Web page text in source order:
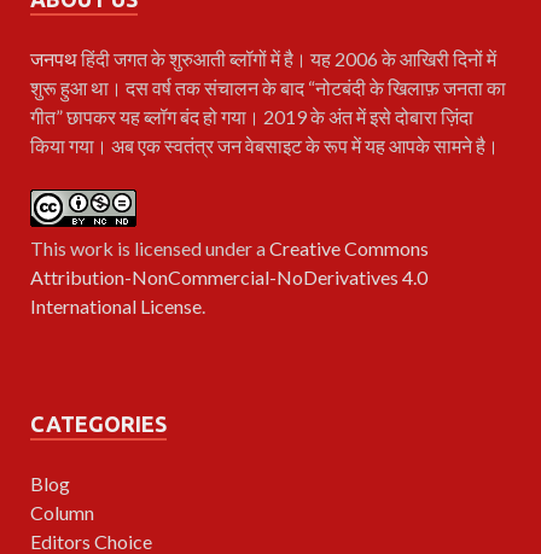
जनपथहिंदी जगत के शुरुआती ब्लॉगों में है। यह 2006 के आखिरी दिनों में
शुरू हुआ था। दस वर्ष तक संचालन के बाद “नोटबंदी के खिलाफ़ जनता का
गीत” छापकर यह ब्लॉग बंद हो गया। 2019 के अंत में इसे दोबारा ज़िंदा
किया गया। अब एक स्वतंत्र जन वेबसाइट के रूप में यह आपके सामने है।
This work is licensed under aCreative Commons
Attribution-NonCommercial-NoDerivatives 4.0
International License.
CATEGORIES
Blog
Column
Editors Choice